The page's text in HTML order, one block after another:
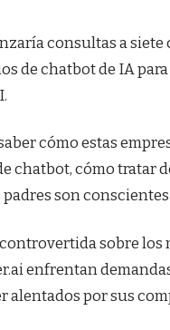
consultas a
de chatbot de IA
cómo estas
chatbot, cómo tratar
son
sobre los
enfrentan
alentados por sus